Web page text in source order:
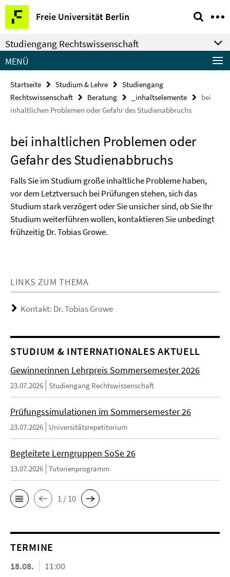
Springe
direkt
zu
Inhalt
Freie Universität Berlin
Service-
Navigation
Studiengang Rechtswissenschaft
MENÜ
Startseite Studium & Lehre
Studiengang
Rechtswissenschaft
Beratung _inhaltselemente
bei
inhaltlichen Problemen oder Gefahr des Studienabbruchs
bei inhaltlichen Problemen oder
Gefahr des Studienabbruchs
Falls Sie im Studium große inhaltliche Probleme haben,
vor dem Letztversuch bei Prüfungen stehen, sich das
Studium stark verzögert oder Sie unsicher sind, ob Sie Ihr
Studium weiterführen wollen, kontaktieren Sie unbedingt
frühzeitig Dr. Tobias Growe.
LINKS ZUM THEMA
Kontakt: Dr. Tobias Growe
STUDIUM & INTERNATIONALES AKTUELL
Gewinnerinnen Lehrpreis Sommersemester 2026
23.07.2026 Studiengang Rechtswissenschaft
Prüfungssimulationen im Sommersemester 26
23.07.2026 Universitätsrepetitorium
Begleitete Lerngruppen SoSe 26
13.07.2026 Tutorienprogramm
1 / 10
TERMINE
18.08.
11:00